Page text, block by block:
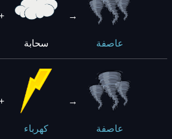
سحابة
→
عاصفة
كهرباء
→
عاصفة